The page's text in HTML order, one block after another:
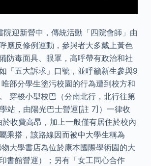
院迎新營中，傳統活動「四院會師」由
應反修例運動，參與者大多戴上黃色
防毒面具、眼罩，高呼帶有政治和社
「五大訴求」口號，並呼籲新生參與9
部分學生塗污校園的行為遭到校方和
穿梭小型校巴（分南北行，北行往第
站，由陽光巴士營運[註 7]）一律收
收費高昂，加上一般僅有居住於校內
乘搭，該路線因而被中大學生稱為
物大學書店為位於康本國際學術園的大
書館營運）；另有「女工同心合作